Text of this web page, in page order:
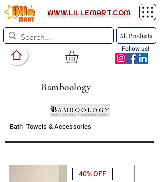
WWW.LILLEMART.COM
All Products
Follow us!
Bamboology
Bath Towels & Accessories
40% OFF